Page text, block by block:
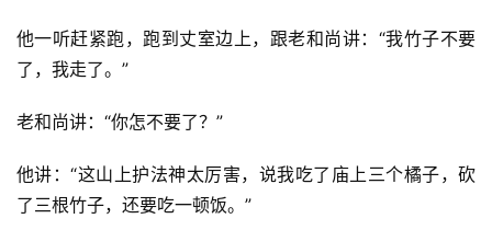
他一听赶紧跑，跑到丈室边上，跟老和尚讲：“我竹子不要
了，我走了。”
老和尚讲：“你怎不要了？”
他讲：“这山上护法神太厉害，说我吃了庙上三个橘子，砍
了三根竹子，还要吃一顿饭。”